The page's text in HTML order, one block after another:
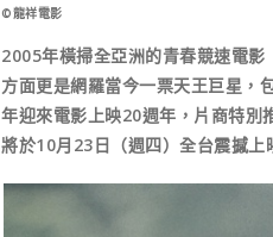
©龍祥電影
2005年橫掃全亞洲的青春競速電
方面更是網羅當今一票天王巨星，
年迎來電影上映20週年，片商特別
將於10月23日（週四）全台震撼上